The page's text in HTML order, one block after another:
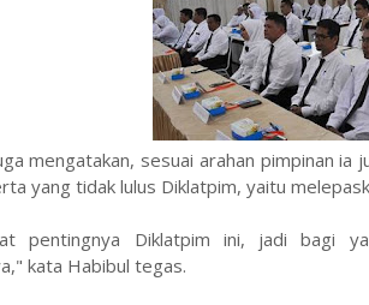
mengatakan, sesuai arahan pimpinan ia
yang tidak lulus Diklatpim, yaitu
pentingnya Diklatpim ini, jadi bagi
kata Habibul tegas.